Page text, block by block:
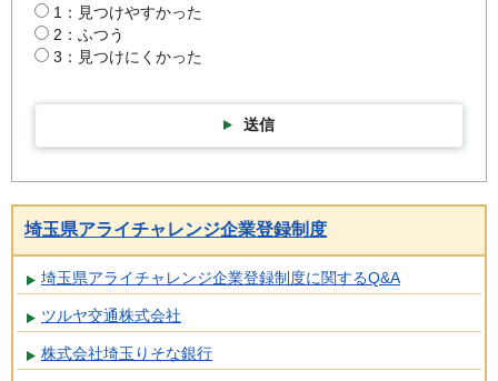
1：見つけやすかった
2：ふつう
3：見つけにくかった
送信
埼玉県アライチャレンジ企業登録制度
埼玉県アライチャレンジ企業登録制度に関するQ&A
ツルヤ交通株式会社
株式会社埼玉りそな銀行